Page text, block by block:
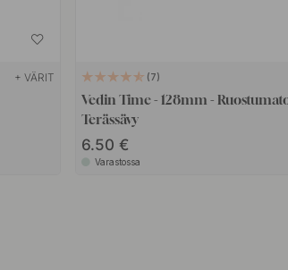
+ VÄRIT 7
Vedin Time - 128mm -
Terässävy
6.50
Varastossa